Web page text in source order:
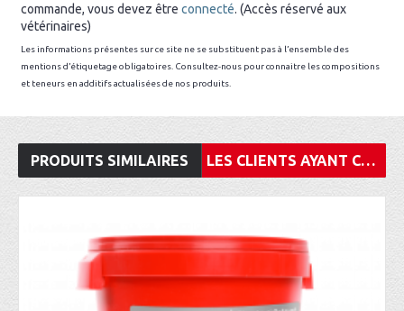
commande, vous devez être connecté. (Accès réservé aux
vétérinaires)
Les informations présentes sur ce site ne se substituent pas à l’ensemble des
mentions d’étiquetage obligatoires. Consultez-nous pour connaitre les compositions
et teneurs en additifs actualisées de nos produits.
PRODUITS SIMILAIRES LES CLIENTS AYANT CONSULTÉ CET ARTICLE ONT ÉGALEMENT ACHETÉ